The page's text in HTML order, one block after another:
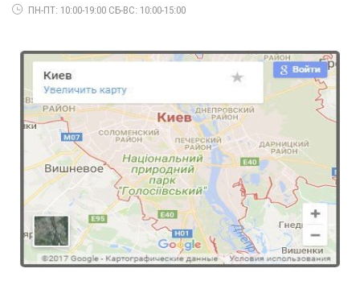
Модний трикотажний світшот жіночий
730.00грн.
ПН-ПТ: 10:00-19:00 СБ-ВС: 10:00-15:00